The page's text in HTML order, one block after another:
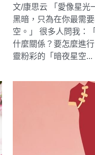
文/康思云 「愛像星光
黑暗，只為在你最需
空。」 很多人問我：
什麼關係？要怎麼進
靈粉彩的「暗夜星空...